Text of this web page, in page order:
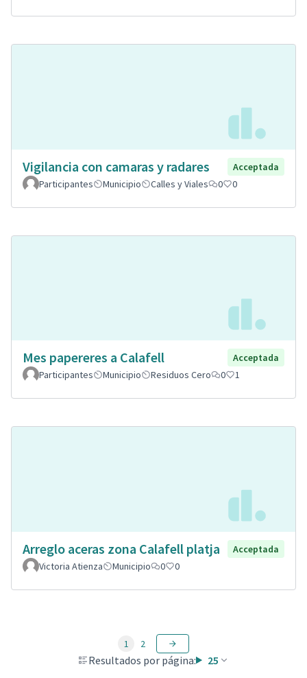
Vigilancia con camaras y radares
Acceptada
Participantes
Municipio Calles y Viales 0 0
Mes papereres a Calafell
Acceptada
Participantes
Municipio Residuos Cero 0 1
Arreglo aceras zona Calafell platja
Acceptada
Victoria Atienza
Municipio 0 0
Resultados por página: 25
1 2